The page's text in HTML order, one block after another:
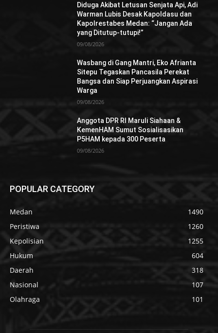
Diduga Akibat Letusan Senjata Api, Adi
Warman Lubis Desak Kapoldasu dan
Kapolrestabes Medan: “Jangan Ada
yang Ditutup-tutupi!”
09/08/2026
Wasbang di Gang Mantri, Eko Afrianta
Sitepu Tegaskan Pancasila Perekat
Bangsa dan Siap Perjuangkan Aspirasi
Warga
09/08/2026
Anggota DPR RI Maruli Siahaan &
KemenHAM Sumut Sosialisasikan
P5HAM kepada 300 Peserta
09/08/2026
POPULAR CATEGORY
Medan
1490
Peristiwa
1260
Kepolisian
1255
Hukum
604
Daerah
318
Nasional
107
Olahraga
101